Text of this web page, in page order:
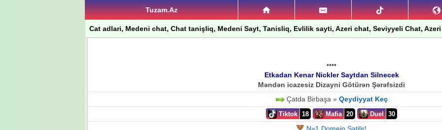
Tuzam.Az
Cat adlari, Medeni chat, Chat tanişliq, Medeni Sayt, Tanisliq, Evlilik sayti, Azeri chat, Seviyyeli Chat,
••••
Etkadan Kenar Nickler Saytdan Silnecek
Məndən icazesiz Dizayni Götürən Şərəfsizdi
Çatda Birbaşa » Qeydiyyat Keç
Tiktok 18 Mafia 20 Duel 30